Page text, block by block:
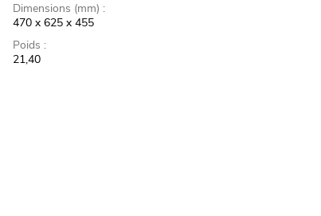
Dimensions (mm) :
470 x 625 x 455
Poids :
21,40